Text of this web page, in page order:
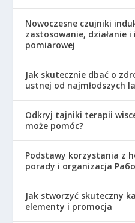
Nowoczesne czujniki
zastosowanie, działanie
pomiarowej
Jak skutecznie dbać o
ustnej od najmłodszych
Odkryj tajniki terapii
może pomóc?
Podstawy korzystania z
porady i organizacja
Jak stworzyć skuteczny
elementy i promocja